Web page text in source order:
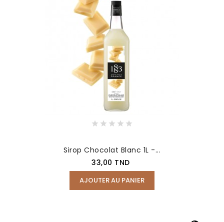
Sirop Chocolat Blanc 1L -...
Prix
33,00 TND
AJOUTER AU PANIER